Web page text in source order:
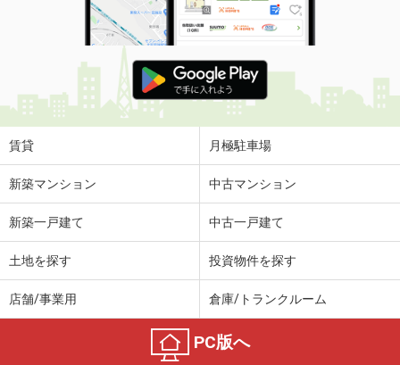
賃貸 月極駐車場
新築マンション 中古マンション
新築一戸建て 中古一戸建て
土地を探す 投資物件を探す
店舗/事業用 倉庫/トランクルーム
PC版へ